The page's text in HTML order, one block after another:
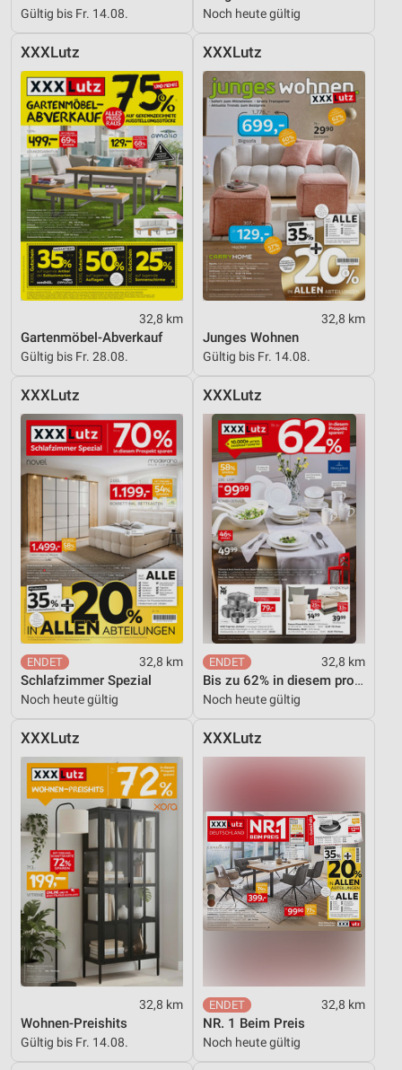
Gültig bis Fr. 14.08. Noch heute gültig
XXXLutz
32,8 km
Gartenmöbel-Abverkauf
Gültig bis Fr. 28.08.
XXXLutz
32,8 km
Junges Wohnen
Gültig bis Fr. 14.08.
XXXLutz
32,8 km
Schlafzimmer Spezial
Noch heute gültig
XXXLutz
32,8 km
Bis zu 62% in diesem prospekt
Noch heute gültig
XXXLutz
32,8 km
Wohnen-Preishits
Gültig bis Fr. 14.08.
XXXLutz
32,8 km
NR. 1 Beim Preis
Noch heute gültig